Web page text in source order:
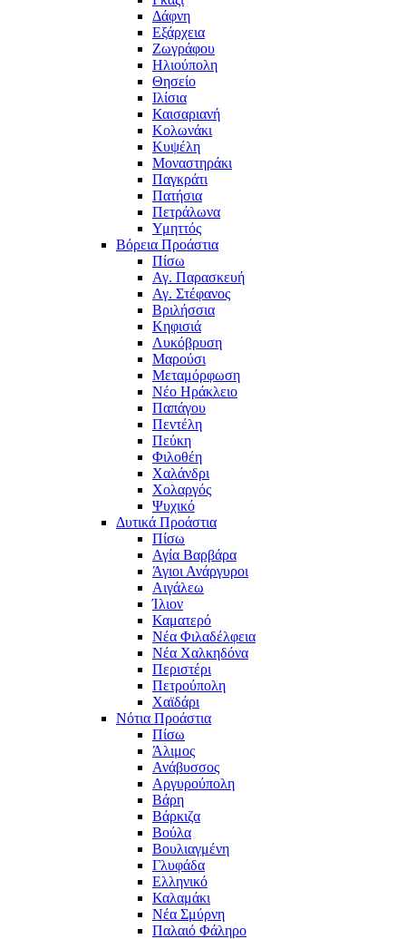
Δάφνη
Εξάρχεια
Ζωγράφου
Ηλιούπολη
Θησείο
Ιλίσια
Καισαριανή
Κολωνάκι
Κυψέλη
Μοναστηράκι
Παγκράτι
Πατήσια
Πετράλωνα
Υμηττός
Βόρεια Προάστια
Πίσω
Αγ. Παρασκευή
Αγ. Στέφανος
Βριλήσσια
Κηφισιά
Λυκόβρυση
Μαρούσι
Μεταμόρφωση
Νέο Ηράκλειο
Παπάγου
Πεντέλη
Πεύκη
Φιλοθέη
Χαλάνδρι
Χολαργός
Ψυχικό
Δυτικά Προάστια
Πίσω
Αγία Βαρβάρα
Άγιοι Ανάργυροι
Αιγάλεω
Ίλιον
Καματερό
Νέα Φιλαδέλφεια
Νέα Χαλκηδόνα
Περιστέρι
Πετρούπολη
Χαϊδάρι
Νότια Προάστια
Πίσω
Άλιμος
Ανάβυσσος
Αργυρούπολη
Βάρη
Βάρκιζα
Βούλα
Βουλιαγμένη
Γλυφάδα
Ελληνικό
Καλαμάκι
Νέα Σμύρνη
Παλαιό Φάληρο